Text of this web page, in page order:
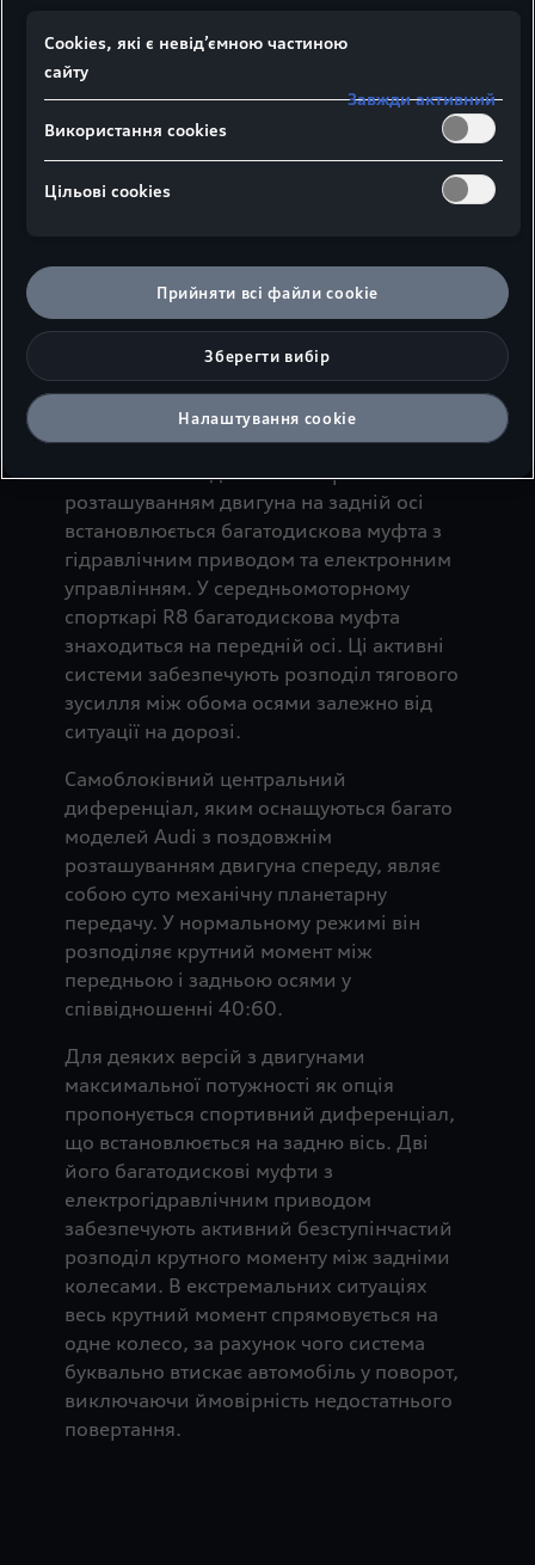
Повний привод
quattro
Компанія Audi пропонує привод quattro у
різних виконаннях, адаптованих до
особливостей певних моделей. У
компактних моделях з поперечним
розташуванням двигуна на задній осі
встановлюється багатодискова муфта з
гідравлічним приводом та електронним
управлінням. У середньомоторному
спорткарі R8 багатодискова муфта
знаходиться на передній осі. Ці активні
системи забезпечують розподіл тягового
зусилля між обома осями залежно від
ситуації на дорозі.
Самоблоківний центральний
диференціал, яким оснащуються багато
моделей Audi з поздовжнім
розташуванням двигуна спереду, являє
собою суто механічну планетарну
передачу. У нормальному режимі він
розподіляє крутний момент між
передньою і задньою осями у
співвідношенні 40:60.
Для деяких версій з двигунами
максимальної потужності як опція
пропонується спортивний диференціал,
що встановлюється на задню вісь. Дві
його багатодискові муфти з
електрогідравлічним приводом
забезпечують активний безступінчастий
розподіл крутного моменту між задніми
колесами. В екстремальних ситуаціях
весь крутний момент спрямовується на
одне колесо, за рахунок чого система
буквально втискає автомобіль у поворот,
виключаючи ймовірність недостатнього
повертання.
Сookies, які є невід’ємною частиною
сайту
Завжди активний
Використання cookies
Цільові сookies
Прийняти всі файли сookie
Зберегти вибір
Налаштування cookie